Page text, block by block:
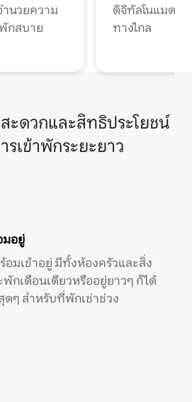
นวยความ
กสบาย
ดิจิทัลโนแมดแ
ทางไกล
ะดวกและสิทธิประโยชน์
รเข้าพักระยะยาว
มอยู่
อมเข้าอยู่ มีทั้งห้องครัวและสิ่ง
กเดือนเดียวหรืออยู่ยาวๆ ก็ได้
ดๆ สำหรับที่พักเช่าช่วง